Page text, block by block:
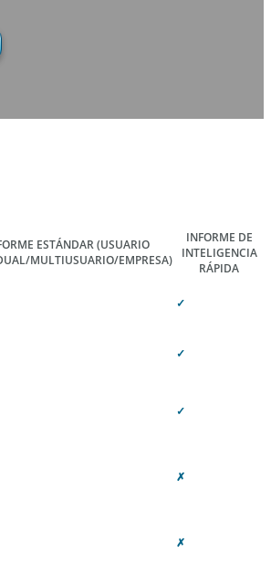
ESTÁNDAR(USUARIO
MULTIUSUARIO/EMPRESA)
INFORME DE
INTELIGENCIA
RÁPIDA
✓
✓
✓
✗
✗